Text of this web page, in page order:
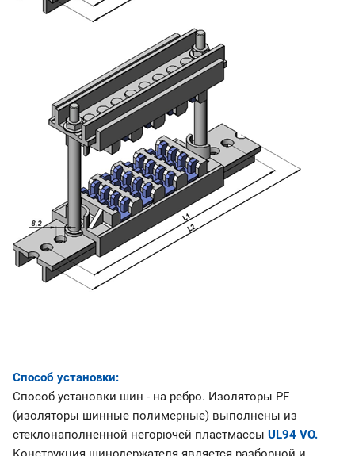
Способ установки:
Способ установки шин - на ребро. Изоляторы PF
(изоляторы шинные полимерные) выполнены из
стеклонаполненной негорючей пластмассы UL94 VO.